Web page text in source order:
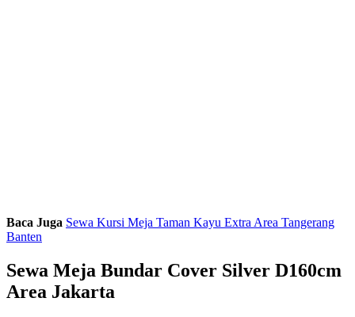
Baca Juga Sewa Kursi Meja Taman Kayu Extra Area Tangerang
Banten
Sewa Meja Bundar Cover Silver D160cm
Area Jakarta